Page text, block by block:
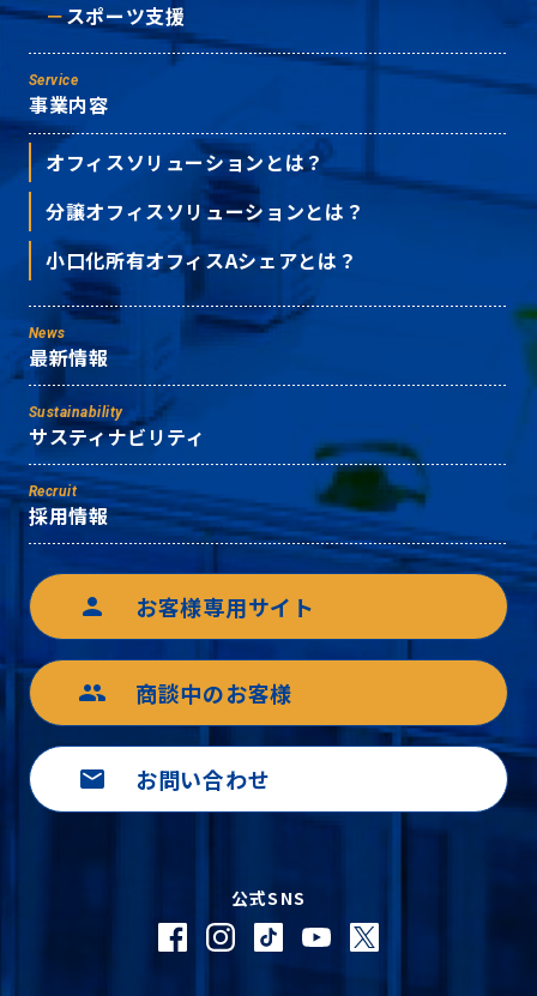
スポーツ支援
Service
事業内容
オフィスソリューションとは？
分譲オフィスソリューションとは？
小口化所有オフィスAシェアとは？
News
最新情報
Sustainability
サスティナビリティ
Recruit
採用情報
person お客様専用サイト
group 商談中のお客様
mail お問い合わせ
公式SNS